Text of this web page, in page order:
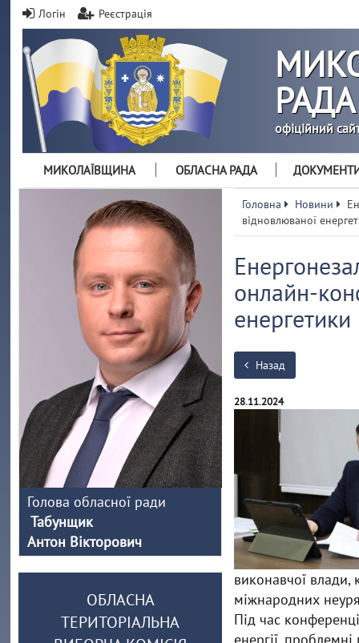
Логін Реєстрація
РАДА
офіційний
МИКОЛАЇВЩИНА ОБЛАСНА РАДА
Головна Новини
відновлюваної
онлайн-
енергетики
Назад
28.11.2024
виконавчої влади,
міжнародних
Під час
Голова обласної ради
Табунщик
Антон Вікторович
ОБЛАСНА
ТЕРИТОРІАЛЬНА